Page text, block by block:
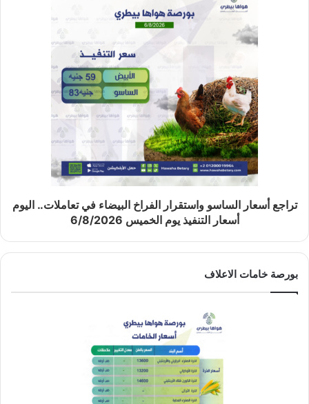
تراجع أسعار الساسو واستقرار الفراخ البيضاء في تعاملات.. اليوم
أسعار التنفيذ يوم الخميس 6/8/2026
بورصة خامات الاعلاف